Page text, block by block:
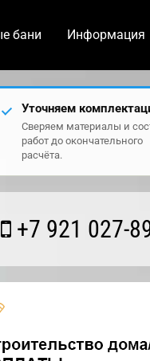
бани Информация
Уточняем
Сверяем материалы и
работ до окончательного
расчёта.
+7 921 027-